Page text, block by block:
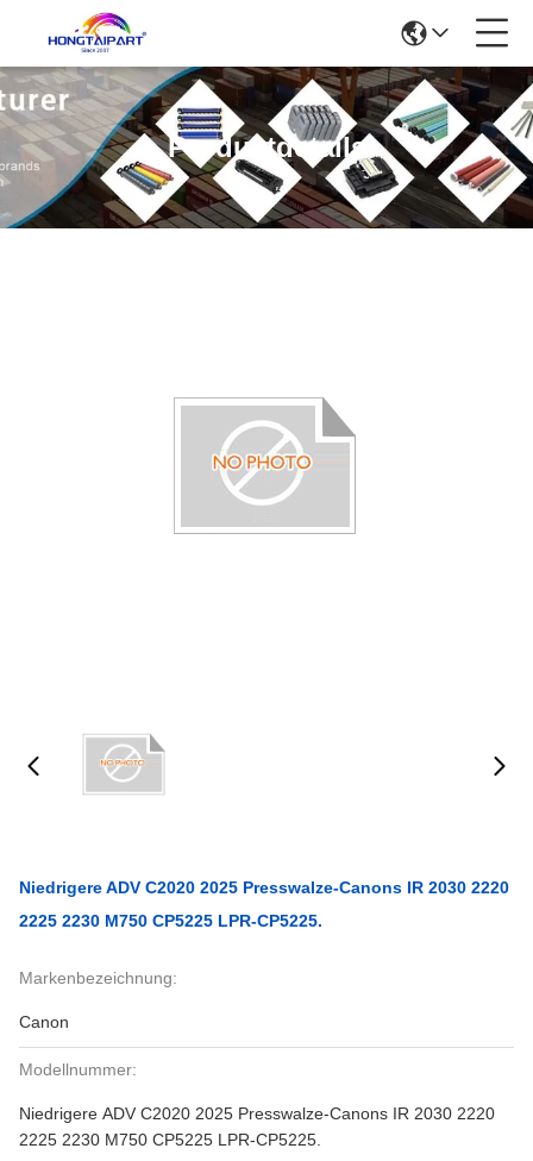
Produktdetails
Niedrigere ADV C2020 2025 Presswalze-Canons IR 2030 2220
2225 2230 M750 CP5225 LPR-CP5225.
Markenbezeichnung:
Canon
Modellnummer:
Niedrigere ADV C2020 2025 Presswalze-Canons IR 2030 2220
2225 2230 M750 CP5225 LPR-CP5225.